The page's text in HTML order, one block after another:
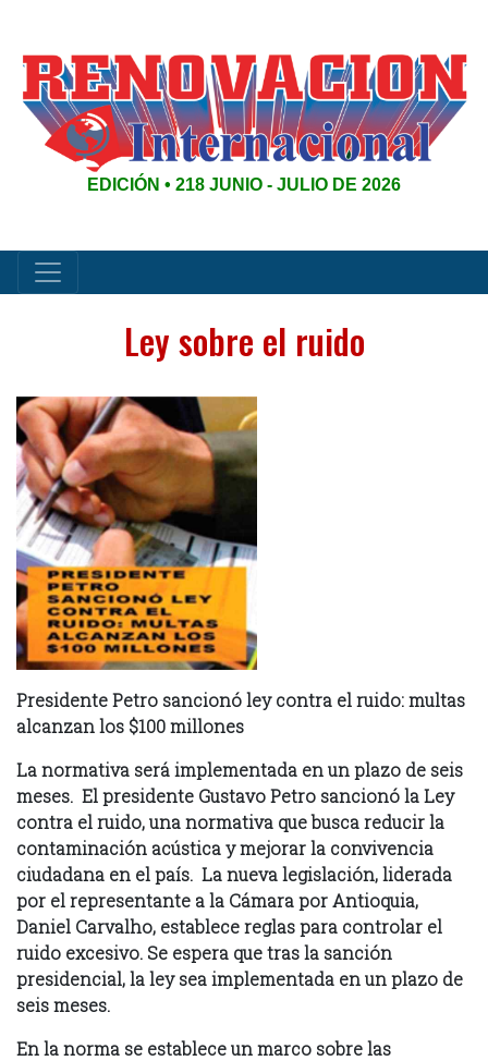
EDICIÓN • 218 JUNIO - JULIO DE 2026
Ley sobre el ruido
Presidente Petro sancionó ley contra el ruido: multas
alcanzan los $100 millones
La normativa será implementada en un plazo de seis
meses. El presidente Gustavo Petro sancionó la Ley
contra el ruido, una normativa que busca reducir la
contaminación acústica y mejorar la convivencia
ciudadana en el país. La nueva legislación, liderada
por el representante a la Cámara por Antioquia,
Daniel Carvalho, establece reglas para controlar el
ruido excesivo. Se espera que tras la sanción
presidencial, la ley sea implementada en un plazo de
seis meses.
En la norma se establece un marco sobre las